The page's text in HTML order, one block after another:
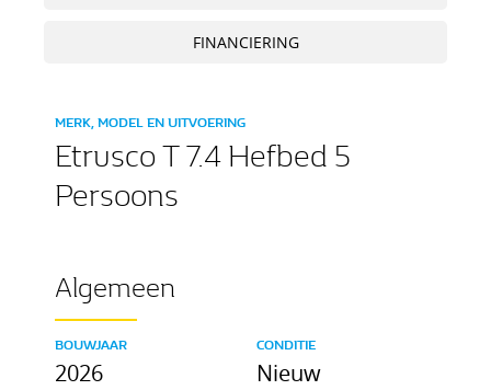
FINANCIERING
MERK, MODEL EN UITVOERING
Etrusco T 7.4 Hefbed 5
Persoons
Algemeen
BOUWJAAR
2026
CONDITIE
Nieuw